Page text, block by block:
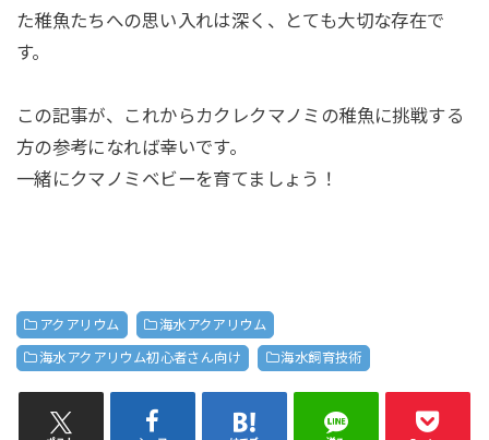
た稚魚たちへの思い入れは深く、とても大切な存在で
す。
この記事が、これからカクレクマノミの稚魚に挑戦する
方の参考になれば幸いです。
一緒にクマノミベビーを育てましょう！
アクアリウム 海水アクアリウム
海水アクアリウム初心者さん向け 海水飼育技術